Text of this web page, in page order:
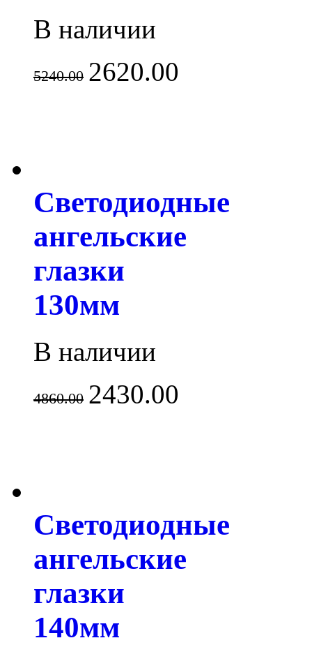
В наличии
5240.00 2620.00
Светодиодные
ангельские
глазки
130мм
В наличии
4860.00 2430.00
Светодиодные
ангельские
глазки
140мм